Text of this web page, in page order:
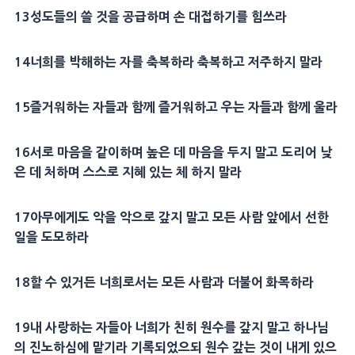
13성도들의 쓸 것을 공급하며 손 대접하기를 힘쓰라
14너희를 박해하는 자를 축복하라 축복하고 저주하지 말라
15즐거워하는 자들과 함께 즐거워하고 우는 자들과 함께 울라
16서로 마음을 같이하며 높은 데 마음을 두지 말고 도리어 낮
은 데 처하며 스스로 지혜 있는 체 하지 말라
17아무에게도 악을 악으로 갚지 말고 모든 사람 앞에서 선한
일을 도모하라
18할 수 있거든 너희로서는 모든 사람과 더불어 화목하라
19내 사랑하는 자들아 너희가 친히 원수를 갚지 말고 하나님
의 진노하심에 맡기라 기록되었으되 원수 갚는 것이 내게 있으